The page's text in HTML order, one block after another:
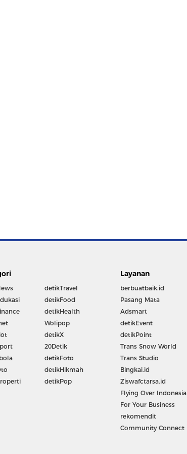
detikTravel
detikFood
detikHealth
Wolipop
detikX
20Detik
detikFoto
detikHikmah
detikPop
Layanan
berbuatbaik.id
Pasang Mata
Adsmart
detikEvent
detikPoint
Trans Snow World
Trans Studio
Bingkai.id
Ziswafctarsa.id
Flying Over Indonesia
For Your Business
rekomendit
Community Connect